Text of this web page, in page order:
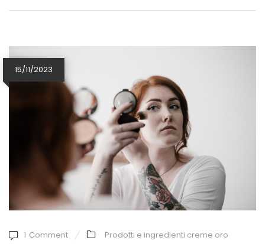
15/11/2023
1 Comment Prodotti e ingredienti creme oro